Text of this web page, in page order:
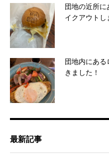
団地の近所
イクアウトし
団地内にあ
きました！
最新記事